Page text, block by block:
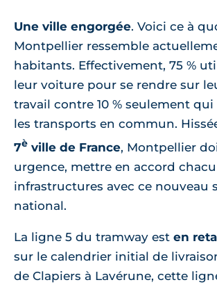
Une ville engorgée. Voici ce à
Montpellier ressemble
habitants. Effectivement, 75 %
leur voiture pour se rendre sur
travail contre 10 % seulement
les transports en commun.
7è ville de France, Montpellier
urgence, mettre en accord
infrastructures avec ce nouveau
national.
La ligne 5 du tramway est en
sur le calendrier initial de
de Clapiers à Lavérune, cette